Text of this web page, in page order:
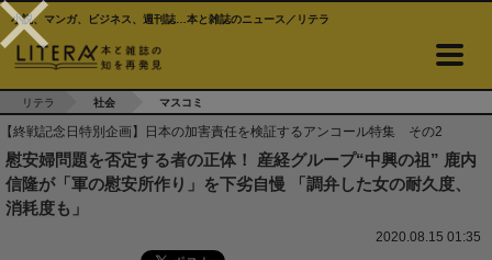
小説、マンガ、ビジネス、週刊誌…本と雑誌のニュース／リテラ
リテラ 社会 マスコミ
【終戦記念日特別企画】日本の加害責任を検証するアンコール特集 その2
慰安婦問題を否定する者の正体！ 産経グループ“中興の祖” 鹿内
信隆が「軍の慰安所作り」を下劣自慢 「調弁した女の耐久度、
消耗度も」
2020.08.15 01:35